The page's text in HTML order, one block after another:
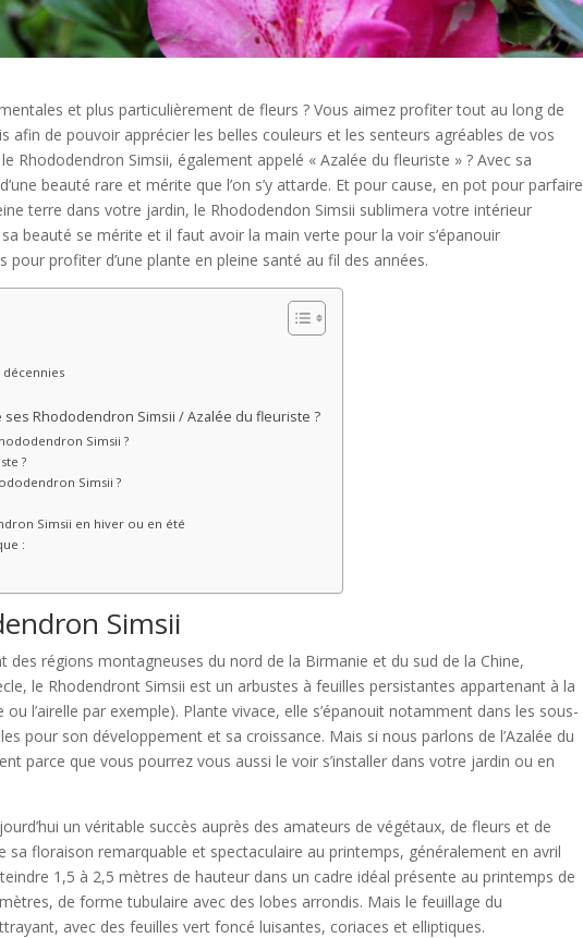
et plus particulièrement de fleurs ? Vous aimez profiter tout au long de
afin de pouvoir apprécier les belles couleurs et les senteurs agréables de vos
Rhododendron Simsii, également appelé « Azalée du fleuriste » ? Avec sa
beauté rare et mérite que l’on s’y attarde. Et pour cause, en pot pour parfaire
terre dans votre jardin, le Rhododendon Simsii sublimera votre intérieur
beauté se mérite et il faut avoir la main verte pour la voir s’épanouir
pour profiter d’une plante en pleine santé au fil des années.
décennies
Rhododendron Simsii / Azalée du fleuriste ?
Simsii ?
?
Simsii ?
Simsii en hiver ou en été
:
Simsii
des régions montagneuses du nord de la Birmanie et du sud de la Chine,
le Rhodendront Simsii est un arbustes à feuilles persistantes appartenant à la
l’airelle par exemple). Plante vivace, elle s’épanouit notamment dans les sous-
pour son développement et sa croissance. Mais si nous parlons de l’Azalée du
parce que vous pourrez vous aussi le voir s’installer dans votre jardin ou en
un véritable succès auprès des amateurs de végétaux, de fleurs et de
sa floraison remarquable et spectaculaire au printemps, généralement en avril
1,5 à 2,5 mètres de hauteur dans un cadre idéal présente au printemps de
de forme tubulaire avec des lobes arrondis. Mais le feuillage du
avec des feuilles vert foncé luisantes, coriaces et elliptiques.